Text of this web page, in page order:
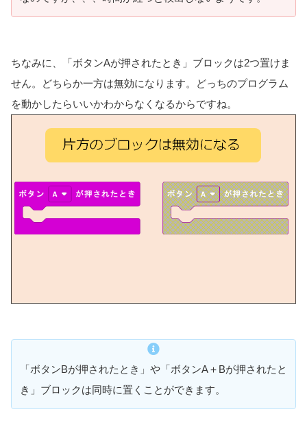
ちなみに、「ボタンAが押されたとき」ブロックは2つ置けま
せん。どちらか一方は無効になります。どっちのプログラム
を動かしたらいいかわからなくなるからですね。
「ボタンBが押されたとき」や「ボタンA＋Bが押されたと
き」ブロックは同時に置くことができます。